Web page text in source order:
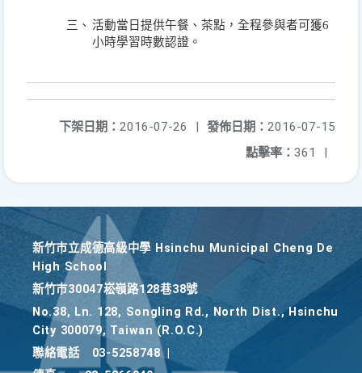
三、 活動當日提供午餐、茶點，全程參與者可獲6
小時學習時數認證。
發佈日期： 2016-07-15
下架日期： 2016-07-26
|
點擊率： 361 |
新竹巿立成德高級中學 Hsinchu Municipal Cheng De
High School
新竹巿30047崧嶺路128巷38號
No.38, Ln. 128, Songling Rd., North Dist., Hsinchu
City 300079, Taiwan (R.O.C.)
聯絡電話
03-5258748